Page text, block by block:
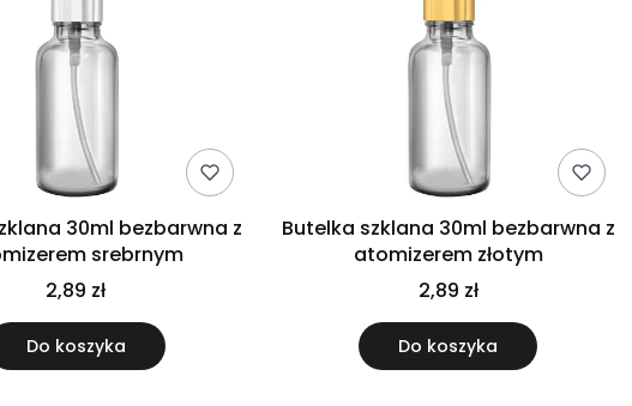
30ml bezbarwna z
srebrnym
2,89 zł
Do koszyka
Butelka szklana 30ml bezbarwna z
atomizerem złotym
2,89 zł
Do koszyka